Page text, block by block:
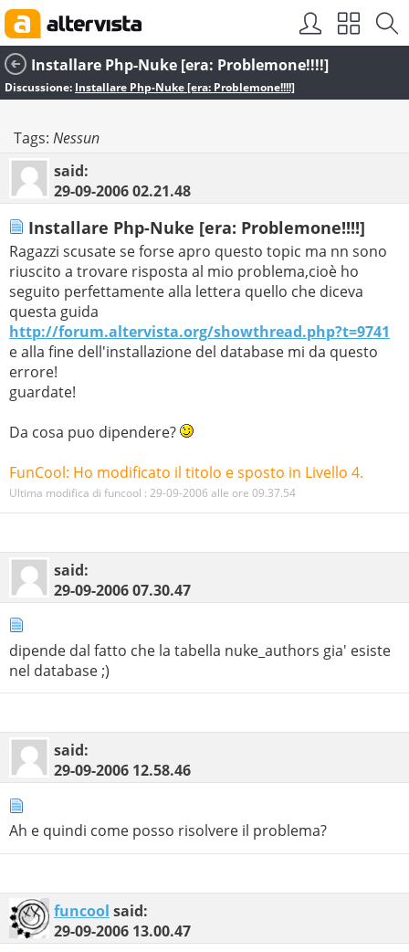
Installare Php-Nuke [era: Problemone!!!!]
Discussione: Installare Php-Nuke [era: Problemone!!!!]
Tags: Nessun
said:
29-09-200602.21.48
Installare Php-Nuke [era: Problemone!!!!]
Ragazzi scusate se forse apro questo topic ma nn sono
riuscito a trovare risposta al mio problema,cioè ho
seguito perfettamente alla lettera quello che diceva
questa guida
http://forum.altervista.org/showthread.php?t=9741
e alla fine dell'installazione del database mi da questo
errore!
guardate!
Da cosa puo dipendere?
FunCool: Ho modificato il titolo e sposto in Livello 4.
Ultima modifica di funcool : 29-09-2006 alle ore 09.37.54
said:
29-09-200607.30.47
dipende dal fatto che la tabella nuke_authors gia' esiste
nel database ;)
said:
29-09-2006 12.58.46
Ah e quindi come posso risolvere il problema?
funcool said:
29-09-2006 13.00.47